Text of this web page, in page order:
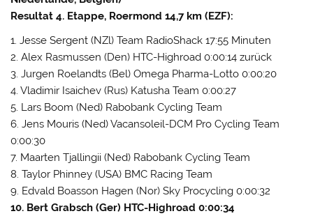
Resultat 4. Etappe, Roermond 14,7 km (EZF):
1. Jesse Sergent (NZl) Team RadioShack 17:55 Minuten
2. Alex Rasmussen (Den) HTC-Highroad 0:00:14 zurück
3. Jurgen Roelandts (Bel) Omega Pharma-Lotto 0:00:20
4. Vladimir Isaichev (Rus) Katusha Team 0:00:27
5. Lars Boom (Ned) Rabobank Cycling Team
6. Jens Mouris (Ned) Vacansoleil-DCM Pro Cycling Team
0:00:30
7. Maarten Tjallingii (Ned) Rabobank Cycling Team
8. Taylor Phinney (USA) BMC Racing Team
9. Edvald Boasson Hagen (Nor) Sky Procycling 0:00:32
10. Bert Grabsch (Ger) HTC-Highroad 0:00:34